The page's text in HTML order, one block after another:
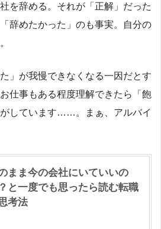
を辞める。それが「正解」だった
辞めたかった」のも事実。自分の
」が我慢できなくなる一因だとす
仕事もある程度理解できたら「飽
しています……。まぁ、アルバイ
まま今の会社にいていいの
と一度でも思ったら読む転職
考法